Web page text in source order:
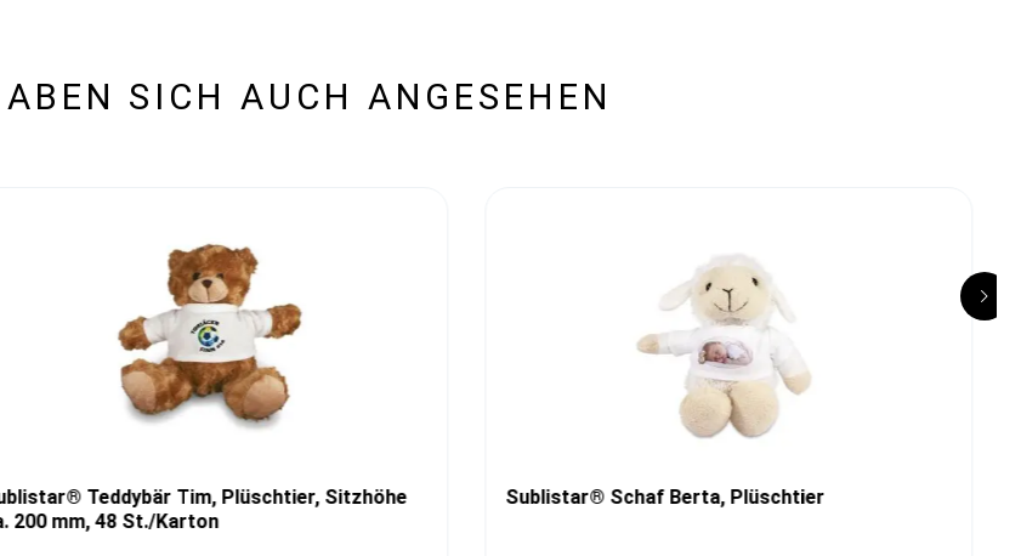
SICH AUCH ANGESEHEN
Teddybär Tim, Plüschtier, Sitzhöhe
200 mm, 48 St./Karton
Sublistar® Schaf Berta, Plüschtier